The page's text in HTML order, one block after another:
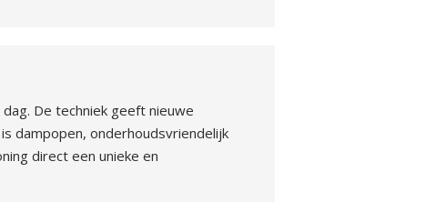
De techniek geeft nieuwe
dampopen, onderhoudsvriendelijk
direct een unieke en